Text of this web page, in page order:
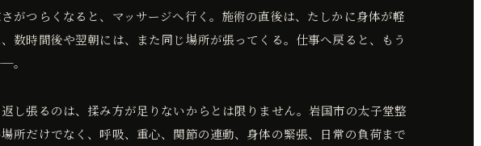
がつらくなると、マッサージへ行く。施術の直後は、たしかに身体が軽
数時間後や翌朝には、また同じ場所が張ってくる。仕事へ戻ると、もう
。
し張るのは、揉み方が足りないからとは限りません。岩国市の太子堂整
所だけでなく、呼吸、重心、関節の連動、身体の緊張、日常の負荷まで